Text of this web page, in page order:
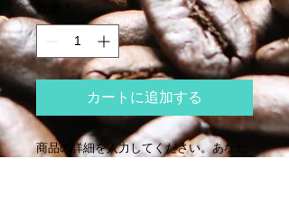
数量
カートに追加する
商品の詳細を入力してください。あなた